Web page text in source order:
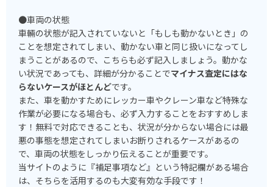
●車両の状態
車輛の状態が記入されていないと「もしも動かないとき」の
ことを想定されてしまい、動かない車と同じ扱いになってし
まうことがあるので、こちらも必ず記入しましょう。動かな
い状況であっても、詳細が分かることでマイナス査定にはな
らないケースがほとんどです。
また、車を動かすためにレッカー車やクレーン車など特殊な
作業が必要になる場合も、必ず入力することをおすすめしま
す！無料で対応できることも、状況が分からない場合には最
悪の事態を想定されてしまいお断りされるケースがあるの
で、車両の状態をしっかり伝えることが重要です。
当サイトのように『補足事項など』という特記欄がある場合
は、そちらを活用するのも大変有効な手段です！